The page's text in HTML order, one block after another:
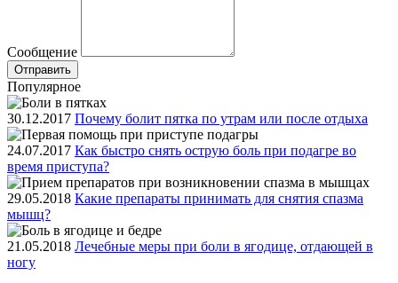
Сообщение
Популярное
30.12.2017 Почему болит пятка по утрам или после отдыха
24.07.2017 Как быстро снять острую боль при подагре во
время приступа?
29.05.2018 Какие препараты принимать для снятия спазма
мышц?
21.05.2018 Лечебные меры при боли в ягодице, отдающей в
ногу